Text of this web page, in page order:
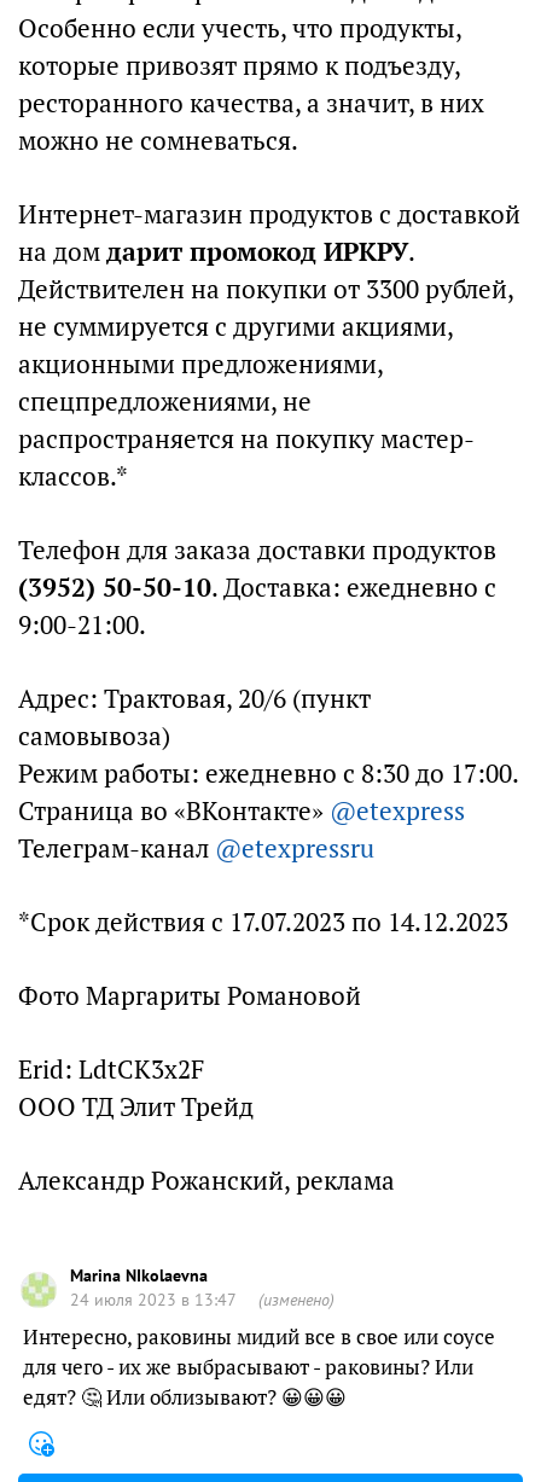
Особенно если учесть, что продукты,
которые привозят прямо к подъезду,
ресторанного качества, а значит, в них
можно не сомневаться.
Интернет-магазин продуктов с доставкой
на домдарит промокод ИРКРУ.
Действителен на покупки от 3300 рублей,
не суммируется с другими акциями,
акционными предложениями,
спецпредложениями, не
распространяется на покупку мастер-
классов.*
Телефон для заказа доставки продуктов
(3952) 50-50-10. Доставка: ежедневно c
9:00-21:00.
Адрес: Трактовая, 20/6 (пункт
самовывоза)
Режим работы: ежедневно с 8:30 до 17:00.
Страница во «ВКонтакте» @etexpress
Телеграм-канал @etexpressru
*Срок действия с 17.07.2023 по 14.12.2023
Фото Маргариты Романовой
Erid: LdtCK3x2F
ООО ТД Элит Трейд
Александр Рожанский, реклама
Marina NIkolaevna
24 июля 2023 в 13:47
(изменено)
Интересно, раковины мидий все в свое или соусе
для чего - их же выбрасывают - раковины? Или
едят? 🤔 Или облизывают? 😀😀😀